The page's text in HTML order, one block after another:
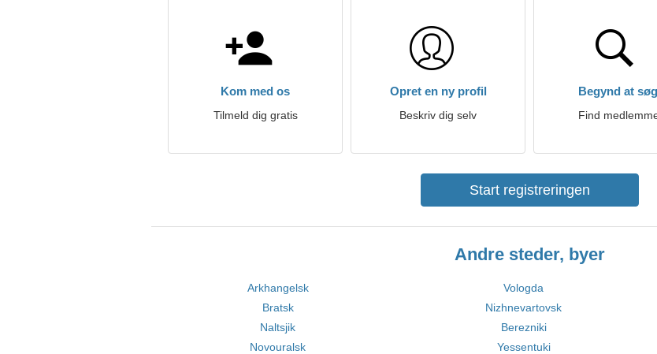
Kom med os
Tilmeld dig gratis
Opret en ny profil
Beskriv dig selv
Begynd at
Find
Start registreringen
Andre steder, byer
Arkhangelsk Vologda
Bratsk
Nizhnevartovsk
Naltsjik
Berezniki
Novouralsk
Yessentuki